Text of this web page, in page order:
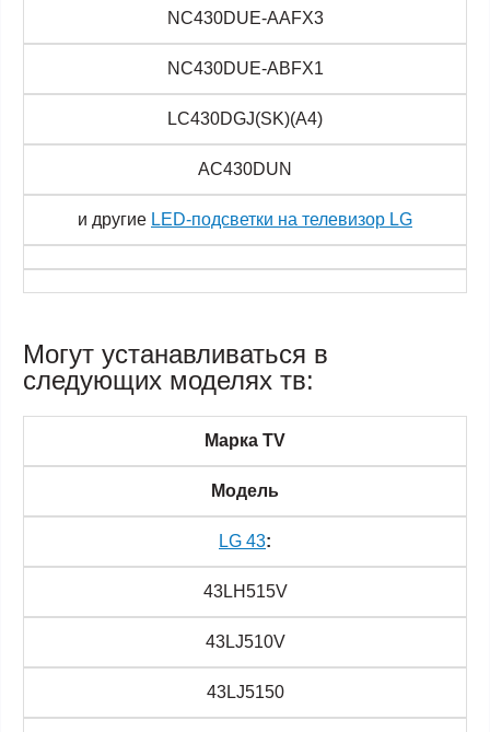
NC430DUE-AAFX3
NC430DUE-ABFX1
LC430DGJ(SK)(A4)
AC430DUN
и другие LED-подсветки на телевизор LG
Могут устанавливаться в
следующих моделях тв:
Марка TV
Модель
LG 43:
43LH515V
43LJ510V
43LJ5150